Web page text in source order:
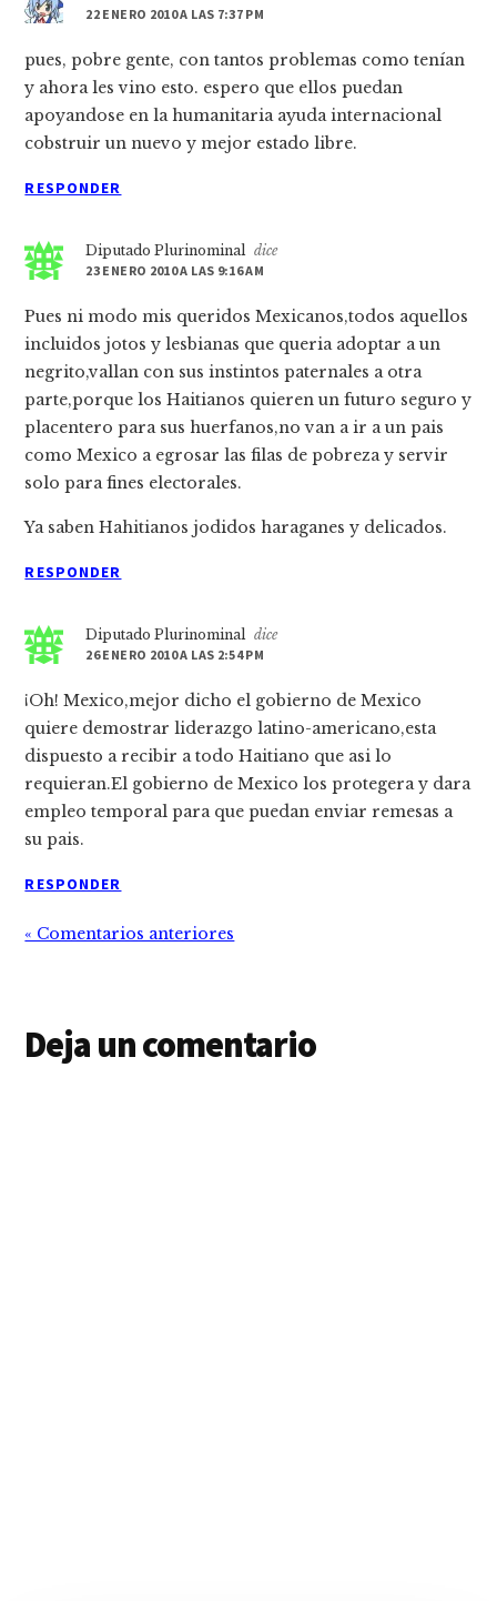
22 ENERO 2010 A LAS 7:37 PM
pues, pobre gente, con tantos problemas como tenían
y ahora les vino esto. espero que ellos puedan
apoyandose en la humanitaria ayuda internacional
cobstruir un nuevo y mejor estado libre.
RESPONDER
Diputado Plurinominal dice
23 ENERO 2010 A LAS 9:16 AM
Pues ni modo mis queridos Mexicanos,todos aquellos
incluidos jotos y lesbianas que queria adoptar a un
negrito,vallan con sus instintos paternales a otra
parte,porque los Haitianos quieren un futuro seguro y
placentero para sus huerfanos,no van a ir a un pais
como Mexico a egrosar las filas de pobreza y servir
solo para fines electorales.
Ya saben Hahitianos jodidos haraganes y delicados.
RESPONDER
Diputado Plurinominal dice
26 ENERO 2010 A LAS 2:54 PM
¡Oh! Mexico,mejor dicho el gobierno de Mexico
quiere demostrar liderazgo latino-americano,esta
dispuesto a recibir a todo Haitiano que asi lo
requieran.El gobierno de Mexico los protegera y dara
empleo temporal para que puedan enviar remesas a
su pais.
RESPONDER
« Comentarios anteriores
Deja un comentario